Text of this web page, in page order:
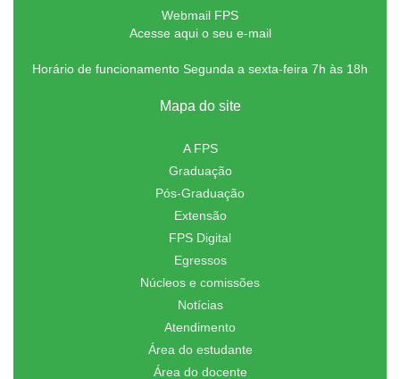
Webmail FPS
Acesse aqui o seu e-mail
Horário de funcionamento Segunda a sexta-feira 7h às 18h
Mapa do site
A FPS
Graduação
Pós-Graduação
Extensão
FPS Digital
Egressos
Núcleos e comissões
Notícias
Atendimento
Área do estudante
Área do docente